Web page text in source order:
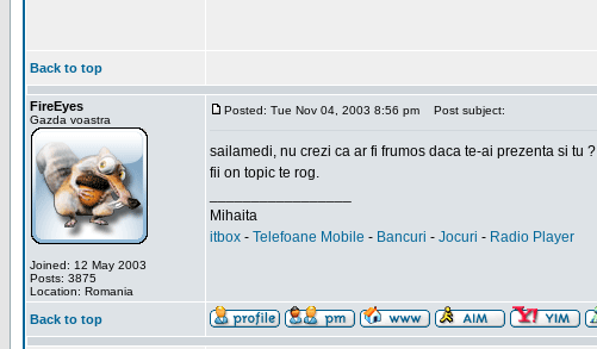
Back to top
FireEyes
Gazda voastra
Joined: 12 May 2003
Posts: 3875
Location: Romania
Posted: Tue Nov 04, 2003 8:56 pm Post subject:
sailamedi, nu crezi ca ar fi frumos daca te-ai prezenta si tu ?
fii on topic te rog.
Mihaita
itbox - Telefoane Mobile - Bancuri - Jocuri - Radio Player
Back to top